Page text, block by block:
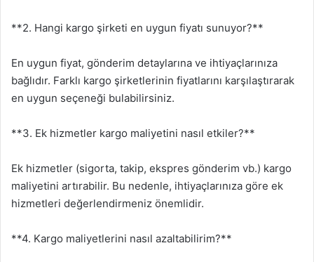
**2. Hangi kargo şirketi en uygun fiyatı sunuyor?**
En uygun fiyat, gönderim detaylarına ve ihtiyaçlarınıza
bağlıdır. Farklı kargo şirketlerinin fiyatlarını karşılaştırarak
en uygun seçeneği bulabilirsiniz.
**3. Ek hizmetler kargo maliyetini nasıl etkiler?**
Ek hizmetler (sigorta, takip, ekspres gönderim vb.) kargo
maliyetini artırabilir. Bu nedenle, ihtiyaçlarınıza göre ek
hizmetleri değerlendirmeniz önemlidir.
**4. Kargo maliyetlerini nasıl azaltabilirim?**